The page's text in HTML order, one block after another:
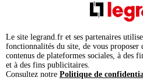
Infrastructures
Contrôler et planifier le
électriques avec le
Répartir et optimiser
Legrand Data Center
expertises au service de
Le site legrand.fr et ses partenaires
fonctionnalités du site, de vous proposer
contenus de plateformes sociales, à des
et à des fins publicitaires.
Consultez notre Politique de